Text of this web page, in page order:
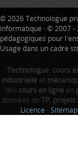
© 2026 Technologue
informatique · © 2007 -
pédagogiques pour
Usage dans un cadre
Technologue: cours
industrielleet
des cours en ligneen
données de TP, projets
Licence - Sitemap